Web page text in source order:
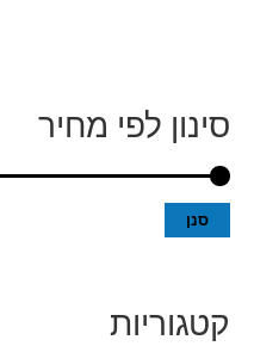
סינון לפי מחיר
סנן
קטגוריות